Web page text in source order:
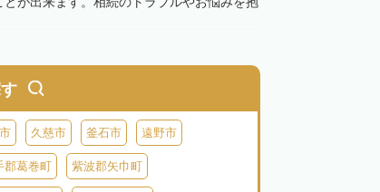
久慈市 釜石市 遠野市
郡葛巻町 紫波郡矢巾町